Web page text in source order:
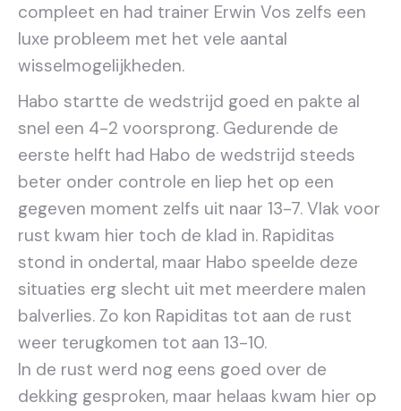
compleet en had trainer Erwin Vos zelfs een
luxe probleem met het vele aantal
wisselmogelijkheden.
Habo startte de wedstrijd goed en pakte al
snel een 4-2 voorsprong. Gedurende de
eerste helft had Habo de wedstrijd steeds
beter onder controle en liep het op een
gegeven moment zelfs uit naar 13-7. Vlak voor
rust kwam hier toch de klad in. Rapiditas
stond in ondertal, maar Habo speelde deze
situaties erg slecht uit met meerdere malen
balverlies. Zo kon Rapiditas tot aan de rust
weer terugkomen tot aan 13-10.
In de rust werd nog eens goed over de
dekking gesproken, maar helaas kwam hier op